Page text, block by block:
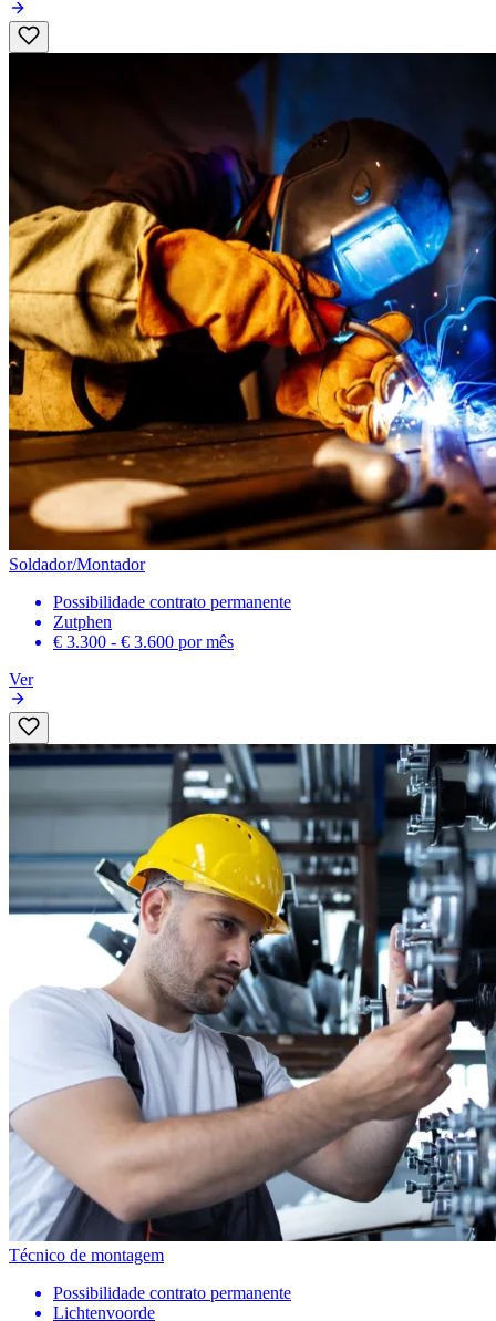
Soldador/Montador
Possibilidade contrato permanente
Zutphen
€ 3.300 - € 3.600 por mês
Ver
Técnico de montagem
Possibilidade contrato permanente
Lichtenvoorde